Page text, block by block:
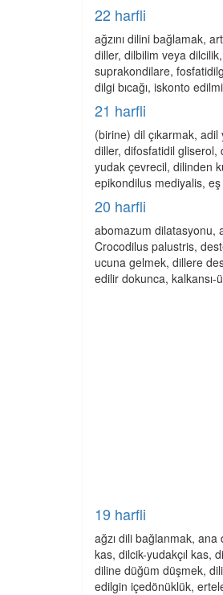
22 harfli
ağzını dilini bağlamak,
diller, dilbilim veya
suprakondilare,
dilgi bıcağı, iskonto
21 harfli
(birine) dil çıkarmak,
diller, difosfatidil gliserol,
yudak çevrecil, dilinden
epikondilus mediyalis,
20 harfli
abomazum dilatasyonu,
Crocodilus palustris,
ucuna gelmek, dillere
edilir dokunca, kalkansı-
19 harfli
ağzı dili bağlanmak,
kas, dilcik-yudakçıl kas,
diline düğüm düşmek,
edilgin içedönüklük,